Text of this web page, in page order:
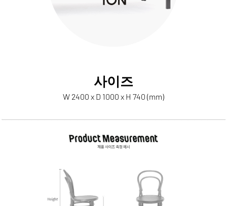
사이즈
W 2400 x D 1000 x H 740 (mm)